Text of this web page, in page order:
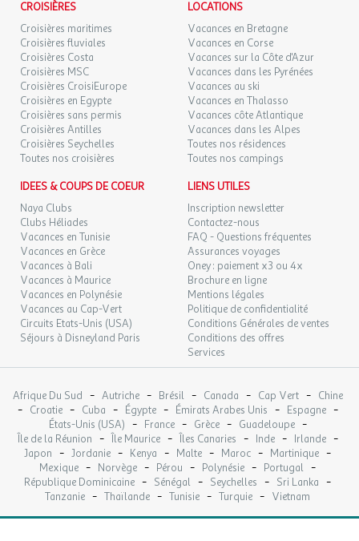
CROISIÈRES
Croisières maritimes
Croisières fluviales
Croisières Costa
Croisières MSC
Croisières CroisiEurope
Croisières en Egypte
Croisières sans permis
Croisières Antilles
Croisières Seychelles
Toutes nos croisières
LOCATIONS
Vacances en Bretagne
Vacances en Corse
Vacances sur la Côte d'Azur
Vacances dans les Pyrénées
Vacances au ski
Vacances en Thalasso
Vacances côte Atlantique
Vacances dans les Alpes
Toutes nos résidences
Toutes nos campings
IDEES & COUPS DE COEUR
Naya Clubs
Clubs Héliades
Vacances en Tunisie
Vacances en Grèce
Vacances à Bali
Vacances à Maurice
Vacances en Polynésie
Vacances au Cap-Vert
Circuits Etats-Unis (USA)
Séjours à Disneyland Paris
LIENS UTILES
Inscription newsletter
Contactez-nous
FAQ - Questions fréquentes
Assurances voyages
Oney : paiement x3 ou 4x
Brochure en ligne
Mentions légales
Politique de confidentialité
Conditions Générales de ventes
Conditions des offres
Services
Afrique Du Sud - Autriche - Brésil - Canada - Cap Vert - Chine
- Croatie - Cuba - Égypte - Émirats Arabes Unis - Espagne -
États-Unis (USA) - France - Grèce - Guadeloupe -
Île de la Réunion - Île Maurice - Îles Canaries - Inde - Irlande -
Japon - Jordanie - Kenya - Malte - Maroc - Martinique -
Mexique - Norvège - Pérou - Polynésie - Portugal -
République Dominicaine - Sénégal - Seychelles - Sri Lanka -
Tanzanie - Thaïlande - Tunisie - Turquie - Vietnam